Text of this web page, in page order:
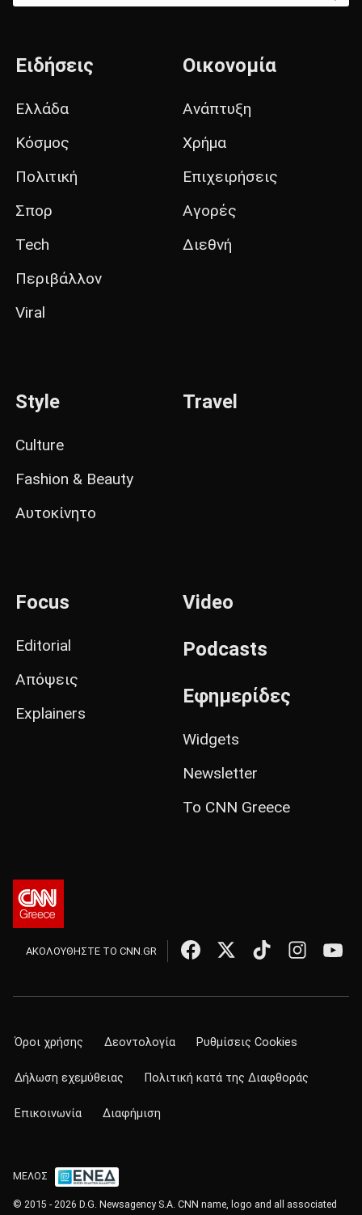
Ειδήσεις
Ελλάδα
Κόσμος
Πολιτική
Σπορ
Tech
Περιβάλλον
Viral
Οικονομία
Ανάπτυξη
Χρήμα
Επιχειρήσεις
Αγορές
Διεθνή
Style
Culture
Fashion & Beauty
Αυτοκίνητο
Travel
Focus
Editorial
Απόψεις
Explainers
Video
Podcasts
Εφημερίδες
Widgets
Newsletter
Το CNN Greece
ΑΚΟΛΟΥΘΗΣΤΕ ΤΟ CNN.GR
Όροι χρήσης Δεοντολογία Ρυθμίσεις Cookies
Δήλωση εχεμύθειας Πολιτική κατά της Διαφθοράς
Επικοινωνία Διαφήμιση
ΜΕΛΟΣ
© 2015 - 2026 D.G. Newsagency S.A. CNN name, logo and all associated